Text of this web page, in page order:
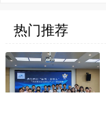
热门推荐